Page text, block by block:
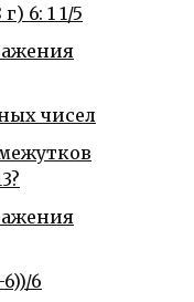
6: 1 1/5
чисел
6